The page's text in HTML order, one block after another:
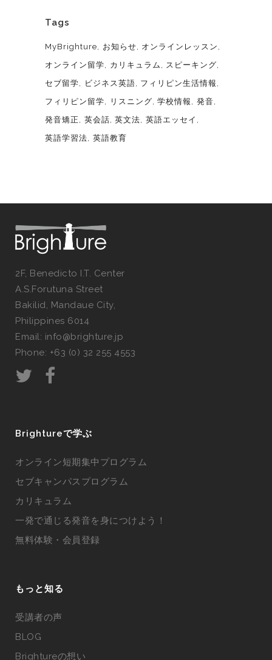
Tags
MyBrighture お知らせ
オンラインレッスン
オンライン留学
カリキュラム
スピーキング
セブ留学
ビジネス英語
フィリピン生活情報
フィリピン留学
リスニング 学校情報
発音
発音矯正
英会話 英文法
英語エッセイ
英語学習法
英語教育
2F, Benedicto I.T. Center
A.S.Forutuna Street
Bakilid, Mandaue City,
Philippines 6014
Email: info@brighture.jp
Phone: +63 (0) 32 255 4553
Brightureで学ぶ
オンライン短期集中プログラム
セブキャンパスプログラム
カリキュラム
一発で通じる発音を身につけよう！
無料体験・会員登録
もっと知る
受講者の声
BLOG
Brightureの想い